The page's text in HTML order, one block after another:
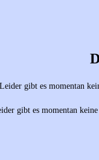
Leider gibt es momentan
gibt es momentan